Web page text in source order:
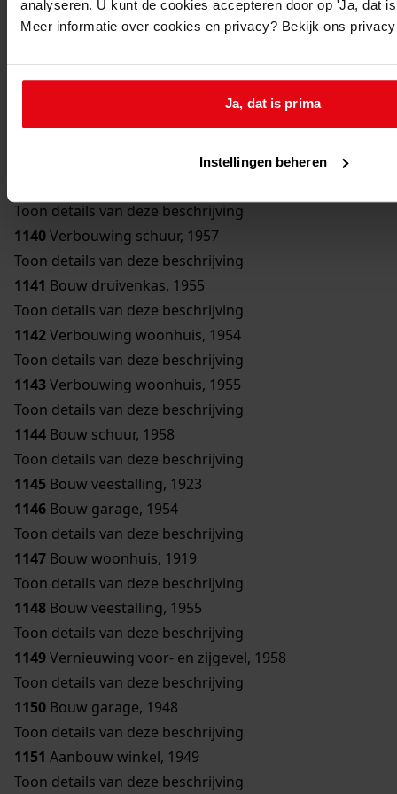
analyseren. U kunt de cookies accepteren door op 'Ja, dat
Meer informatie over cookies en privacy? Bekijk ons
Ja, dat is prima
Instellingen beheren
Toon details van deze beschrijving
1136Bouw bergplaats, 1950
Toon details van deze beschrijving
1137Bouw schuur, 1951
Toon details van deze beschrijving
Toon details van deze beschrijving
Toon details van deze beschrijving
1140Verbouwing schuur, 1957
Toon details van deze beschrijving
1141 Bouw druivenkas, 1955
Toon details van deze beschrijving
1142Verbouwing woonhuis, 1954
Toon details van deze beschrijving
1143Verbouwing woonhuis, 1955
Toon details van deze beschrijving
1144 Bouw schuur, 1958
Toon details van deze beschrijving
1145 Bouw veestalling, 1923
1146 Bouw garage, 1954
Toon details van deze beschrijving
1147 Bouw woonhuis, 1919
Toon details van deze beschrijving
1148 Bouw veestalling, 1955
Toon details van deze beschrijving
1149Vernieuwing voor- en zijgevel, 1958
Toon details van deze beschrijving
1150 Bouw garage, 1948
Toon details van deze beschrijving
1151 Aanbouw winkel, 1949
Toon details van deze beschrijving